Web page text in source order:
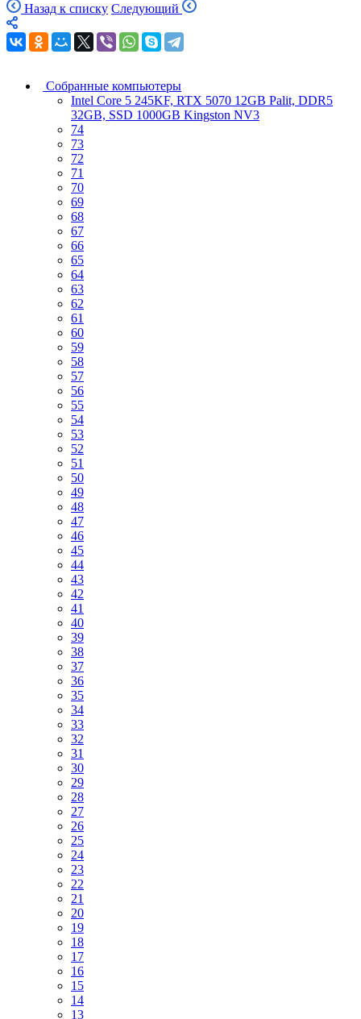
Назад к списку Следующий
Собранные компьютеры
Intel Core 5 245KF, RTX 5070 12GB Palit, DDR5
32GB, SSD 1000GB Kingston NV3
74
73
72
71
70
69
68
67
66
65
64
63
62
61
60
59
58
57
56
55
54
53
52
51
50
49
48
47
46
45
44
43
42
41
40
39
38
37
36
35
34
33
32
31
30
29
28
27
26
25
24
23
22
21
20
19
18
17
16
15
14
13